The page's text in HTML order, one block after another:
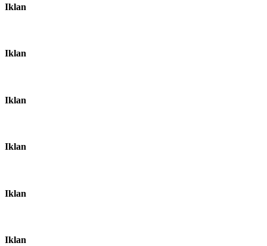
Iklan
Iklan
Iklan
Iklan
Iklan
Iklan